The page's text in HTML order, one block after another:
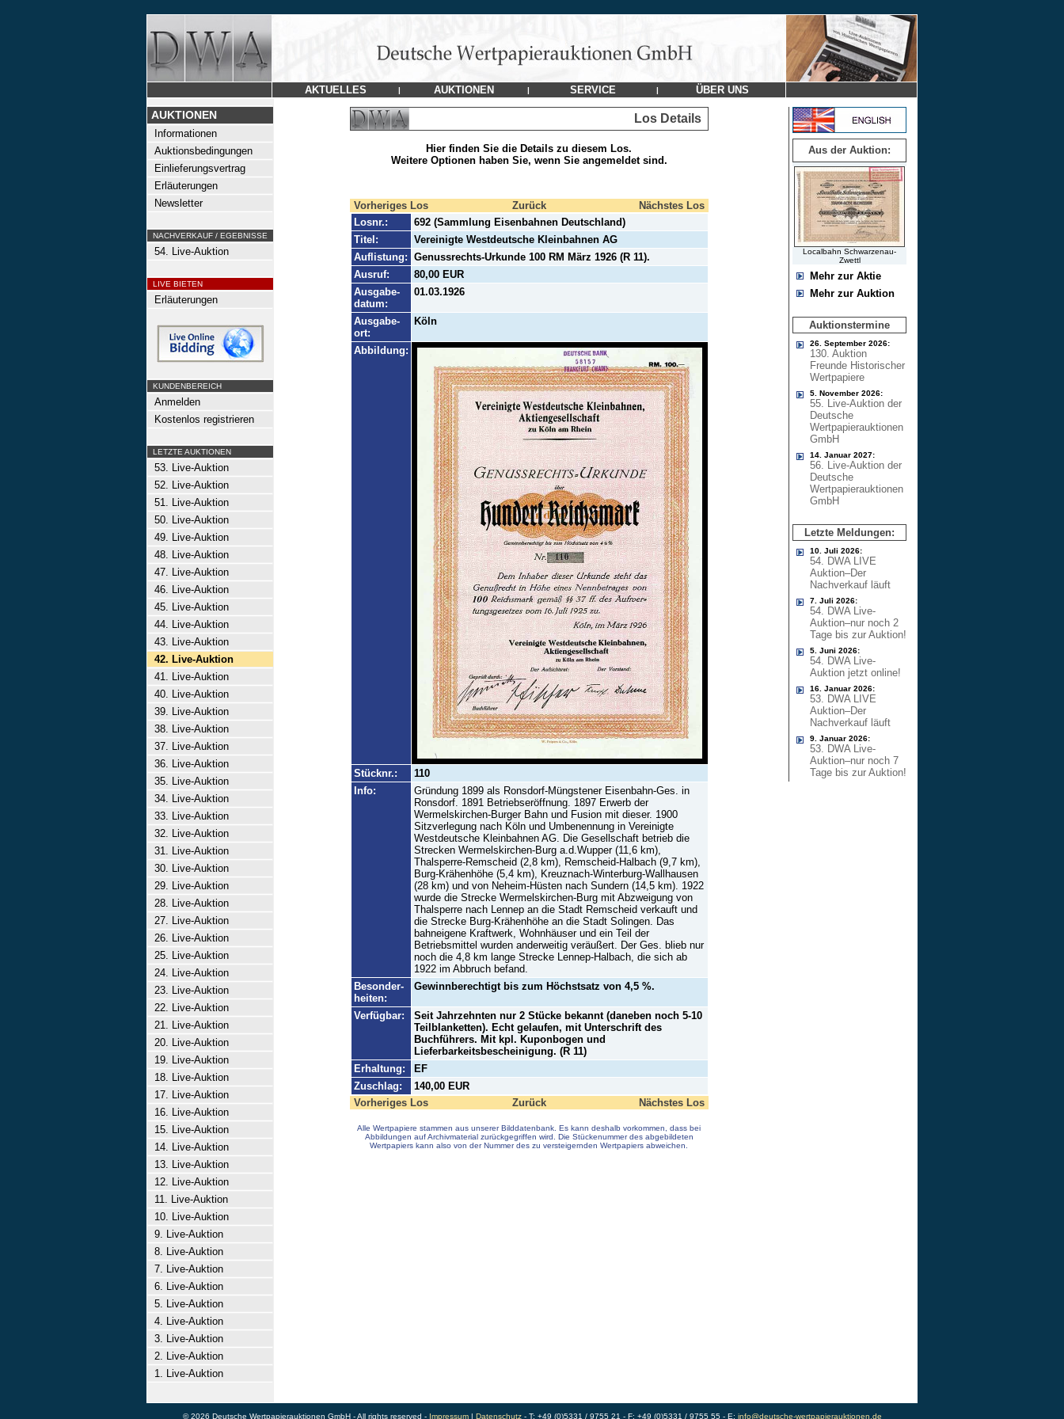
AKTUELLES | AUKTIONEN | SERVICE | ÜBER UNS
AUKTIONEN
Informationen
Auktionsbedingungen
Einlieferungsvertrag
Erläuterungen
Newsletter
NACHVERKAUF / EGEBNISSE
54. Live-Auktion
LIVE BIETEN
Erläuterungen
KUNDENBEREICH
Anmelden
Kostenlos registrieren
LETZTE AUKTIONEN
53. Live-Auktion
52. Live-Auktion
51. Live-Auktion
50. Live-Auktion
49. Live-Auktion
48. Live-Auktion
47. Live-Auktion
46. Live-Auktion
45. Live-Auktion
44. Live-Auktion
43. Live-Auktion
42. Live-Auktion
41. Live-Auktion
40. Live-Auktion
39. Live-Auktion
38. Live-Auktion
37. Live-Auktion
36. Live-Auktion
35. Live-Auktion
34. Live-Auktion
33. Live-Auktion
32. Live-Auktion
31. Live-Auktion
30. Live-Auktion
29. Live-Auktion
28. Live-Auktion
27. Live-Auktion
26. Live-Auktion
25. Live-Auktion
24. Live-Auktion
23. Live-Auktion
22. Live-Auktion
21. Live-Auktion
20. Live-Auktion
19. Live-Auktion
18. Live-Auktion
17. Live-Auktion
16. Live-Auktion
15. Live-Auktion
14. Live-Auktion
13. Live-Auktion
12. Live-Auktion
11. Live-Auktion
10. Live-Auktion
9. Live-Auktion
8. Live-Auktion
7. Live-Auktion
6. Live-Auktion
5. Live-Auktion
4. Live-Auktion
3. Live-Auktion
2. Live-Auktion
1. Live-Auktion
Los Details
Hier finden Sie die Details zu diesem Los.
Weitere Optionen haben Sie, wenn Sie angemeldet sind.
Vorheriges Los Zurück
Nächstes Los
Losnr.:
692 (Sammlung Eisenbahnen Deutschland)
Titel:
Vereinigte Westdeutsche Kleinbahnen AG
Auflistung: Genussrechts-Urkunde 100 RM März 1926 (R 11).
Ausruf:
80,00 EUR
Ausgabe-
datum:
01.03.1926
Ausgabe-
ort:
Köln
Abbildung:
Stücknr.:
110
Info:
Gründung 1899 als Ronsdorf-Müngstener Eisenbahn-Ges. in
Ronsdorf. 1891 Betriebseröffnung. 1897 Erwerb der
Wermelskirchen-Burger Bahn und Fusion mit dieser. 1900
Sitzverlegung nach Köln und Umbenennung in Vereinigte
Westdeutsche Kleinbahnen AG. Die Gesellschaft betrieb die
Strecken Wermelskirchen-Burg a.d.Wupper (11,6 km),
Thalsperre-Remscheid (2,8 km), Remscheid-Halbach (9,7 km),
Burg-Krähenhöhe (5,4 km), Kreuznach-Winterburg-Wallhausen
(28 km) und von Neheim-Hüsten nach Sundern (14,5 km). 1922
wurde die Strecke Wermelskirchen-Burg mit Abzweigung von
Thalsperre nach Lennep an die Stadt Remscheid verkauft und
die Strecke Burg-Krähenhöhe an die Stadt Solingen. Das
bahneigene Kraftwerk, Wohnhäuser und ein Teil der
Betriebsmittel wurden anderweitig veräußert. Der Ges. blieb nur
noch die 4,8 km lange Strecke Lennep-Halbach, die sich ab
1922 im Abbruch befand.
Besonder-
heiten:
Gewinnberechtigt bis zum Höchstsatz von 4,5 %.
Verfügbar:
Seit Jahrzehnten nur 2 Stücke bekannt (daneben noch 5-10
Teilblanketten). Echt gelaufen, mit Unterschrift des
Buchführers. Mit kpl. Kuponbogen und
Lieferbarkeitsbescheinigung. (R 11)
Erhaltung:
EF
Zuschlag:
140,00 EUR
Vorheriges Los
Zurück Nächstes Los
Alle Wertpapiere stammen aus unserer Bilddatenbank. Es kann deshalb vorkommen, dass bei
Abbildungen auf Archivmaterial zurückgegriffen wird. Die Stückenummer des abgebildeten
Wertpapiers kann also von der Nummer des zu versteigernden Wertpapiers abweichen.
Aus der Auktion:
Localbahn Schwarzenau-
Zwettl
Mehr zur Aktie
Mehr zur Auktion
Auktionstermine
26. September 2026:
130. Auktion
Freunde Historischer
Wertpapiere
5. November 2026:
55. Live-Auktion der
Deutsche
Wertpapierauktionen
GmbH
14. Januar 2027:
56. Live-Auktion der
Deutsche
Wertpapierauktionen
GmbH
Letzte Meldungen:
10. Juli 2026:
54. DWA LIVE
Auktion–Der
Nachverkauf läuft
7. Juli 2026:
54. DWA Live-
Auktion–nur noch 2
Tage bis zur Auktion!
5. Juni 2026:
54. DWA Live-
Auktion jetzt online!
16. Januar 2026:
53. DWA LIVE
Auktion–Der
Nachverkauf läuft
9. Januar 2026:
53. DWA Live-
Auktion–nur noch 7
Tage bis zur Auktion!
© 2026 Deutsche Wertpapierauktionen GmbH - All rights reserved - Impressum| Datenschutz- T: +49 (0)5331 / 9755 21 - F: +49 (0)5331 / 9755 55 - E: info@deutsche-wertpapierauktionen.de